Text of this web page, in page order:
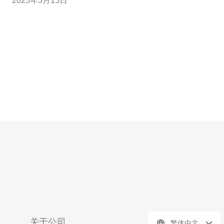
解决方案的公司，致力于为客户提供优质的网络服务。 越
关于公司